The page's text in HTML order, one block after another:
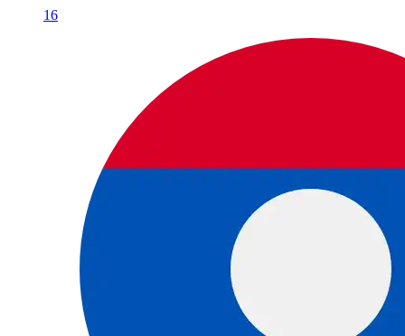
16